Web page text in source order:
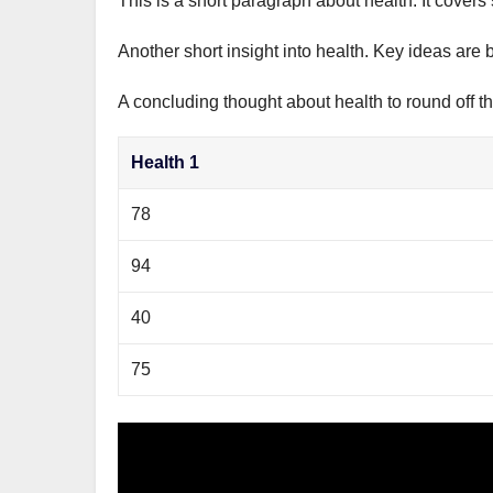
Another short insight into health. Key ideas are
A concluding thought about health to round off
Health 1
78
94
40
75